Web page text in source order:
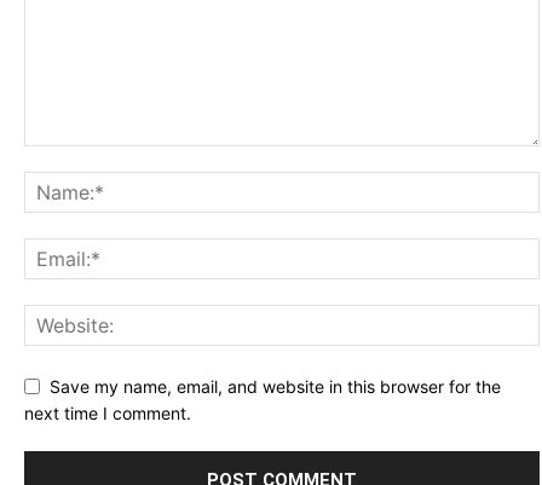
Save my name, email, and website in this browser for the
next time I comment.